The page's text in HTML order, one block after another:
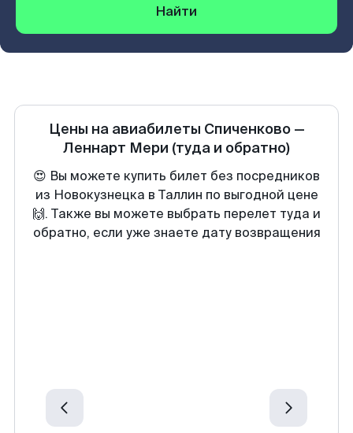
Найти
Цены на авиабилеты Спиченково—
Леннарт Мери (туда и обратно)
😍 Вы можете купить билет без посредников
из Новокузнецка в Таллин по выгодной цене
🙌. Также вы можете выбрать перелет туда и
обратно, если уже знаете дату возвращения